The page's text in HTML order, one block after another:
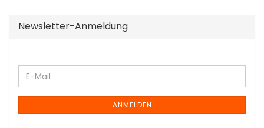
Newsletter-Anmeldung
WEITER
ZUR
NEWSLETTER-
E-
Mail
ANMELDEN